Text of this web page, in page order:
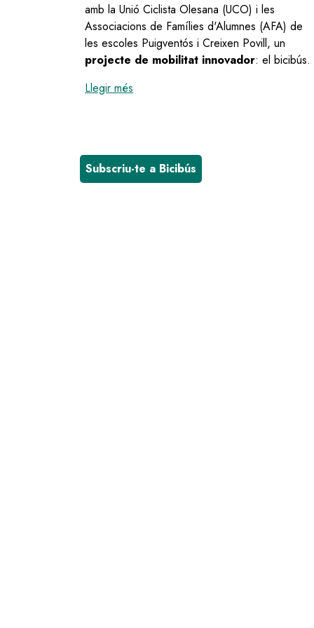
amb la Unió Ciclista Olesana (UCO) i les
Associacions de Famílies d'Alumnes (AFA) de
les escoles Puigventós i Creixen Povill, un
projecte de mobilitat innovador: el bicibús.
Llegir més
Subscriu-te a Bicibús